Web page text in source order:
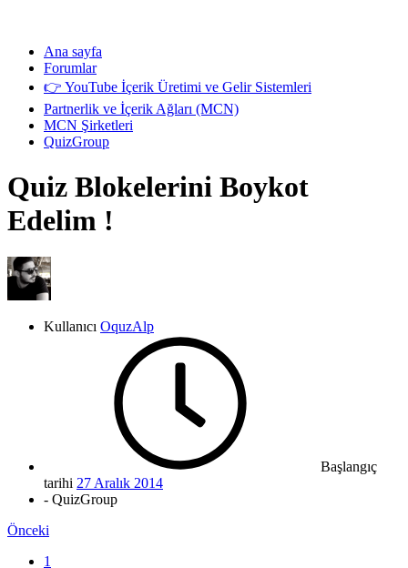
Ana sayfa
Forumlar
👉 YouTube İçerik Üretimi ve Gelir Sistemleri
Partnerlik ve İçerik Ağları (MCN)
MCN Şirketleri
QuizGroup
Quiz Blokelerini Boykot
Edelim !
Kullanıcı OquzAlp
Başlangıç
tarihi 27 Aralık 2014
- QuizGroup
Önceki
1